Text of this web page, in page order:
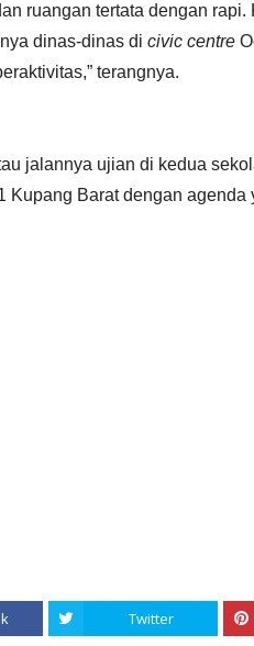
ruangan tertata dengan
dinas-dinas di civic centre
terangnya.
jalannya ujian di kedua
Kupang Barat dengan agenda
Twitter